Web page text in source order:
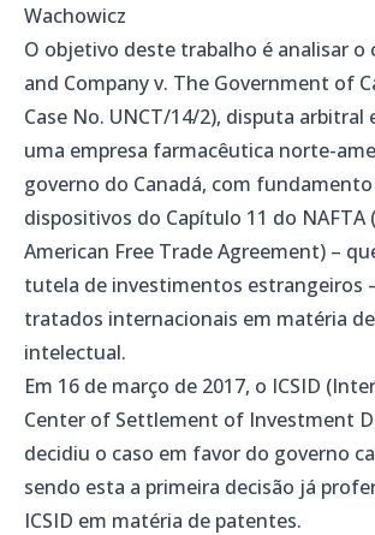
Wachowicz
O objetivo deste trabalho é analisar o
and Company v. The Government of
Case No. UNCT/14/2), disputa arbitral
uma empresa farmacêutica norte-
governo do Canadá, com
dispositivos do Capítulo 11 do NAFTA
American Free Trade Agreement) –
tutela de investimentos estrangeiros
tratados internacionais em matéria
intelectual.
Em 16 de março de 2017, o ICSID
Center of Settlement of Investment
decidiu o caso em favor do governo
sendo esta a primeira decisão já
ICSID em matéria de patentes.